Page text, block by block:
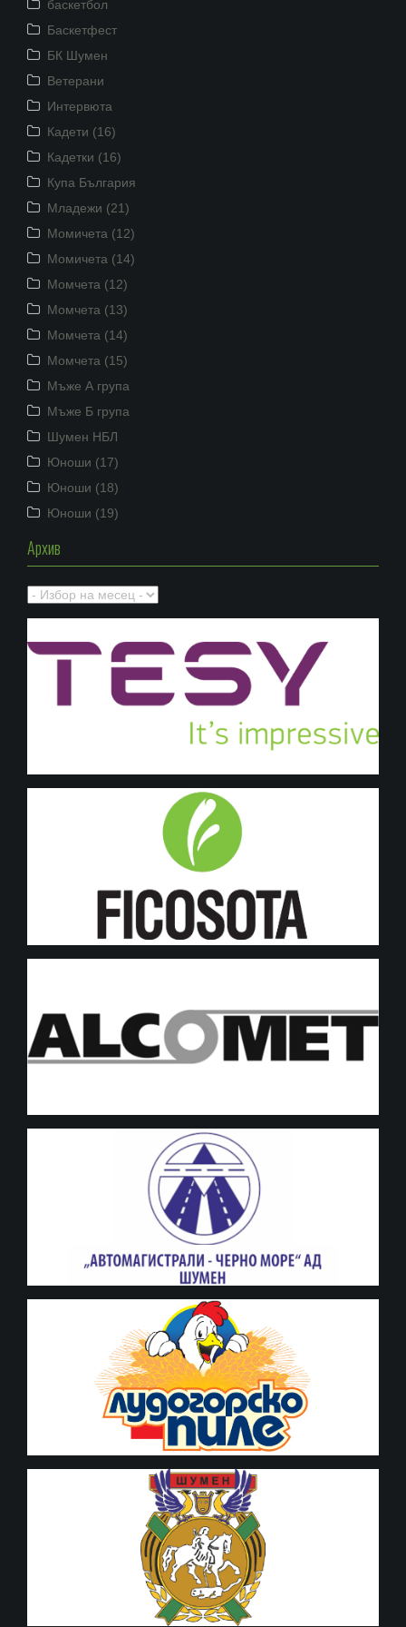
баскетбол
Баскетфест
БК Шумен
Ветерани
Интервюта
Кадети (16)
Кадетки (16)
Купа България
Младежи (21)
Момичета (12)
Момичета (14)
Момчета (12)
Момчета (13)
Момчета (14)
Момчета (15)
Мъже А група
Мъже Б група
Шумен НБЛ
Юноши (17)
Юноши (18)
Юноши (19)
Архив
Архив